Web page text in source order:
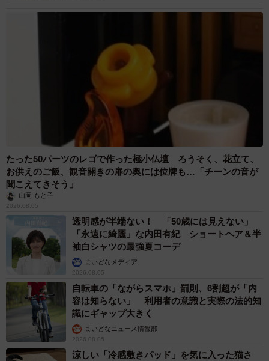
たった50パーツのレゴで作った極小仏壇 ろうそく、花立て、
お供えのご飯、観音開きの扉の奥には位牌も…「チーンの音が
聞こえてきそう」
山岡 もと子
2026.08.05
透明感が半端ない！ 「50歳には見えない」
「永遠に綺麗」な内田有紀 ショートヘア＆半
袖白シャツの最強夏コーデ
まいどなメディア
2026.08.05
自転車の「ながらスマホ」罰則、6割超が「内
容は知らない」 利用者の意識と実際の法的知
識にギャップ大きく
まいどなニュース情報部
2026.08.05
涼しい「冷感敷きパッド」を気に入った猫さ